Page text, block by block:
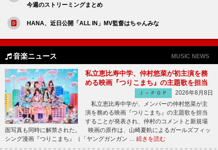
今週のストリーミングまとめ
HANA、近日公開「ALL IN」MV監督はちゃんみな
音楽ニュース MUSIC NEWS
私立恵比寿中学、仲村悠菜が初主演を務
める映画『つりこまち』の主題歌を担当
Ｊ－ＰＯＰ
2026年8月8日
私立恵比寿中学が、メンバーの仲村悠菜が主
演を務める映画『つりこまち』の主題歌を担当
することが発表され、仲村のコメントと新規場
面写真も同時に解禁された。 映画の原作は、山崎夏軌によるガールズフィッ
シング漫画『つりこまち』（「ヤングガンガン … 続きを読む